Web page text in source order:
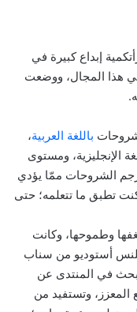
إبداع كبيرة في
هذا المجال، ووضعت
شروحات باللغة العربية،
الإنجليزية، ومستوى
الشروحات ممّا يؤدي
تطبق ما تتعلمه؛ حتى
وطموحها، وكانت
أستوديو من سناب
في المنتدى عن
وتستفيد من